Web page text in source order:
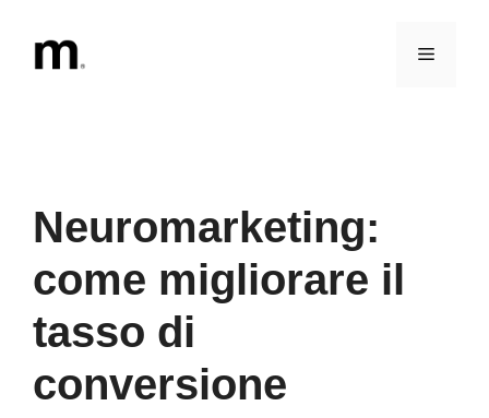
contenuto
Menu
Neuromarketing:
come migliorare il
tasso di
conversione